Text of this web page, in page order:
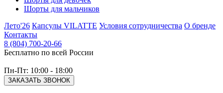
Шорты для мальчиков
Лето'26 Капсулы VILATTE Условия сотрудничества О бренде
Контакты
8 (804) 700-20-66
Бесплатно по всей России
Пн-Пт: 10:00 - 18:00
ЗАКАЗАТЬ ЗВОНОК